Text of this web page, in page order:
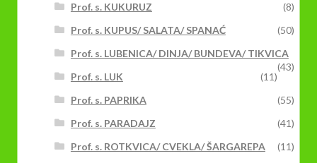
Prof. s. KUKURUZ
(8)
Prof. s. KUPUS/ SALATA/ SPANAĆ
(50)
Prof. s. LUBENICA/ DINJA/ BUNDEVA/ TIKVICA
(43)
Prof. s. LUK
(11)
Prof. s. PAPRIKA
(55)
Prof. s. PARADAJZ
(41)
Prof. s. ROTKVICA/ CVEKLA/ ŠARGAREPA
(11)